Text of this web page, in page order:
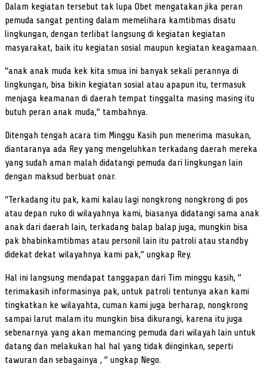
Dalam kegiatan tersebut tak lupa Obet mengatakan jika peran
pemuda sangat penting dalam memelihara kamtibmas disatu
lingkungan, dengan terlibat langsung di kegiatan kegiatan
masyarakat, baik itu kegiatan sosial maupun kegiatan keagamaan.
“anak anak muda kek kita smua ini banyak sekali perannya di
lingkungan, bisa bikin kegiatan sosial atau apapun itu, termasuk
menjaga keamanan di daerah tempat tinggalta masing masing itu
butuh peran anak muda,” tambahnya.
Ditengah tengah acara tim Minggu Kasih pun menerima masukan,
diantaranya ada Rey yang mengeluhkan terkadang daerah mereka
yang sudah aman malah didatangi pemuda dari lingkungan lain
dengan maksud berbuat onar.
“Terkadang itu pak, kami kalau lagi nongkrong nongkrong di pos
atau depan ruko di wilayahnya kami, biasanya didatangi sama anak
anak dari daerah lain, terkadang balap balap juga, mungkin bisa
pak bhabinkamtibmas atau personil lain itu patroli atau standby
didekat dekat wilayahnya kami pak,” ungkap Rey.
Hal ini langsung mendapat tanggapan dari Tim minggu kasih, ”
terimakasih informasinya pak, untuk patroli tentunya akan kami
tingkatkan ke wilayahta, cuman kami juga berharap, nongkrong
sampai larut malam itu mungkin bisa dikurangi, karena itu juga
sebenarnya yang akan memancing pemuda dari wilayah lain untuk
datang dan melakukan hal hal yang tidak diinginkan, seperti
tawuran dan sebagainya , ” ungkap Nego.